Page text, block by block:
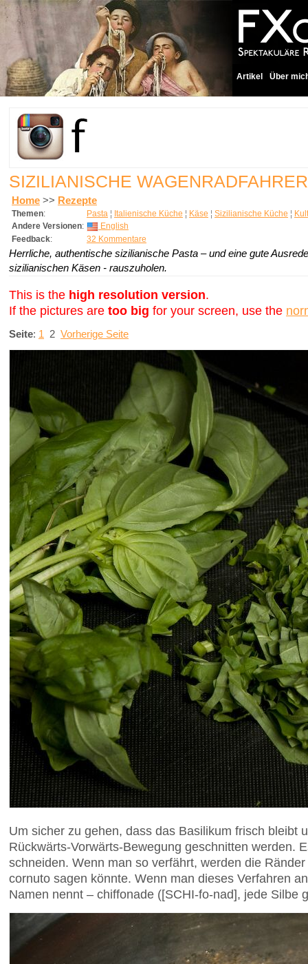
Artikel Über
SIZILIANISCHE
Home >> Rezepte
Themen: Pasta ¦ Italienische Küche ¦ Käse ¦ Sizilianische Küche ¦ Kult
Andere Versionen:
English
Feedback: 32 Kommentare
Herrliche, authentische sizilianische Pasta – und eine gute
sizilianischen Käsen - rauszuholen.
This is the high resolution version.
If the pictures are too big for your screen, use the
Seite: 1 2 Vorherige Seite
Um sicher zu gehen, dass das Basilikum frisch bleibt
Rückwärts-Vorwärts-Bewegung geschnitten werden.
schneiden. Wenn man so verfährt, werden die
cornuto sagen könnte. Wenn man dieses Verfahren
Namen nennt – chiffonade ([SCHI-fo-nad], jede Silbe